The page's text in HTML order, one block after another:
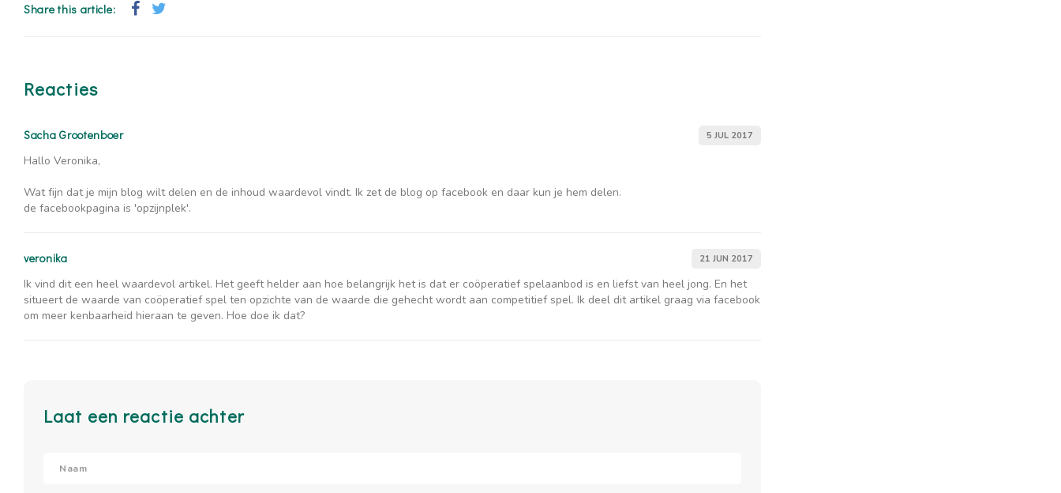
Share this article:
Reacties
Sacha Grootenboer 5 JUL 2017
Hallo Veronika,
Wat fijn dat je mijn blog wilt delen en de inhoud waardevol vindt. Ik zet de blog op facebook en daar kun je hem delen.
de facebookpagina is 'opzijnplek'.
veronika 21 JUN 2017
Ik vind dit een heel waardevol artikel. Het geeft helder aan hoe belangrijk het is dat er coöperatief spelaanbod is en liefst van heel jong. En het
situeert de waarde van coöperatief spel ten opzichte van de waarde die gehecht wordt aan competitief spel. Ik deel dit artikel graag via facebook
om meer kenbaarheid hieraan te geven. Hoe doe ik dat?
Laat een reactie achter